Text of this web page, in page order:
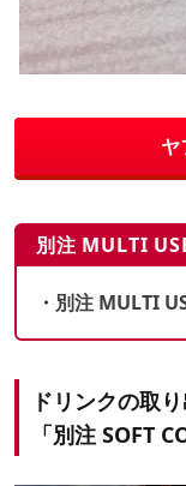
ヤ
別注 MULTI
・別注 MULTI
ドリンクの取
「別注 SOFT